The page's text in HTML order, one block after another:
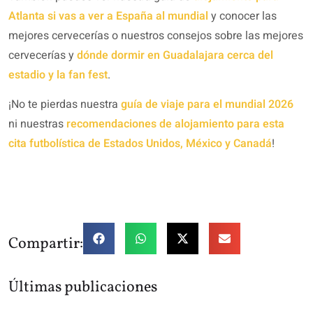
Atlanta si vas a ver a España al mundial y conocer las
mejores cervecerías o nuestros consejos sobre las mejores
cervecerías y dónde dormir en Guadalajara cerca del
estadio y la fan fest.
¡No te pierdas nuestra guía de viaje para el mundial 2026
ni nuestras recomendaciones de alojamiento para esta
cita futbolística de Estados Unidos, México y Canadá!
Compartir:
Últimas publicaciones